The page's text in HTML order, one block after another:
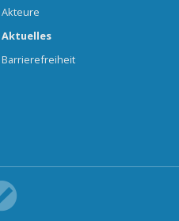
Akteure
Aktuelles
Barrierefreiheit